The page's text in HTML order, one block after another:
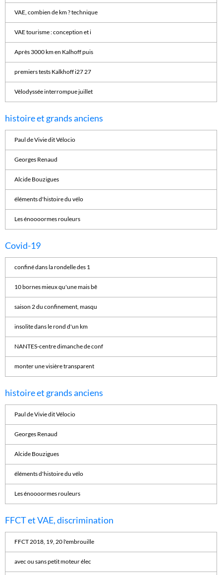
VAE, combien de km ? technique
VAE tourisme : conception et i
Après 3000 km en Kalhoff puis
premiers tests Kalkhoff i27 27
Vélodyssée interrompue juillet
histoire et grands anciens
Paul de Vivie dit Vélocio
Georges Renaud
Alcide Bouzigues
éléments d'histoire du vélo
Les énoooormes rouleurs
Covid-19
confiné dans la rondelle des 1
10 bornes mieux qu'une mais bê
saison 2 du confinement, masqu
insolite dans le rond d'un km
NANTES-centre dimanche de conf
monter une visière transparent
histoire et grands anciens
Paul de Vivie dit Vélocio
Georges Renaud
Alcide Bouzigues
éléments d'histoire du vélo
Les énoooormes rouleurs
FFCT et VAE, discrimination
FFCT 2018, 19, 20 l'embrouille
avec ou sans petit moteur élec